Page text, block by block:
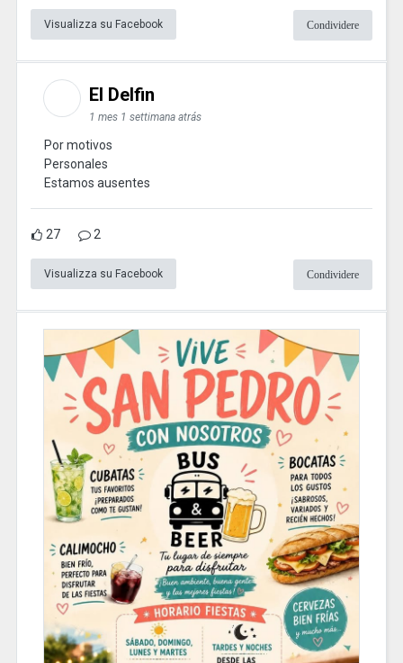
Visualizza su Facebook Condividere
El Delfin
1 mes 1 settimana atrás
Por motivos
Personales
Estamos ausentes
27 2
Visualizza su Facebook Condividere